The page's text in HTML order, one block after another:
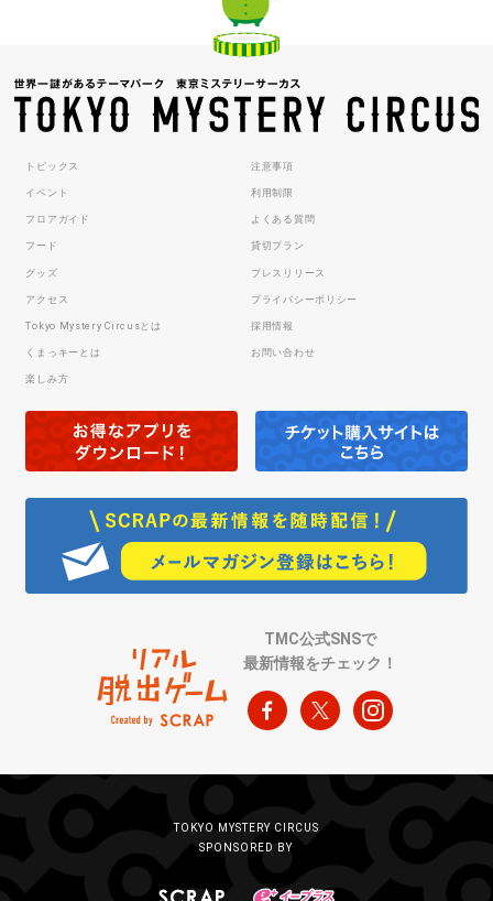
トピックス
イベント
フロアガイド
フード
グッズ
アクセス
Tokyo Mystery Circusとは
くまっキーとは
楽しみ方
注意事項
利用制限
よくある質問
貸切プラン
プレスリリース
プライバシーポリシー
採用情報
お問い合わせ
TMC公式SNSで
最新情報をチェック！
TOKYO MYSTERY CIRCUS
SPONSORED BY